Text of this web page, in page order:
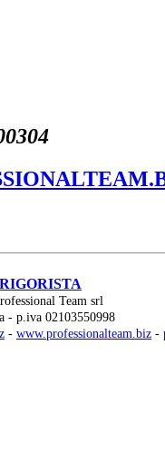
Team srl
- p.iva 02103550998
- www.professionalteam.biz -